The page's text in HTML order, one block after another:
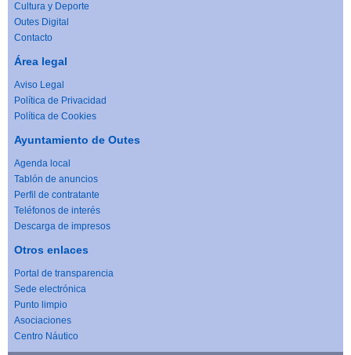
Cultura y Deporte
Outes Digital
Contacto
Área legal
Aviso Legal
Política de Privacidad
Política de Cookies
Ayuntamiento de Outes
Agenda local
Tablón de anuncios
Perfil de contratante
Teléfonos de interés
Descarga de impresos
Otros enlaces
Portal de transparencia
Sede electrónica
Punto limpio
Asociaciones
Centro Náutico